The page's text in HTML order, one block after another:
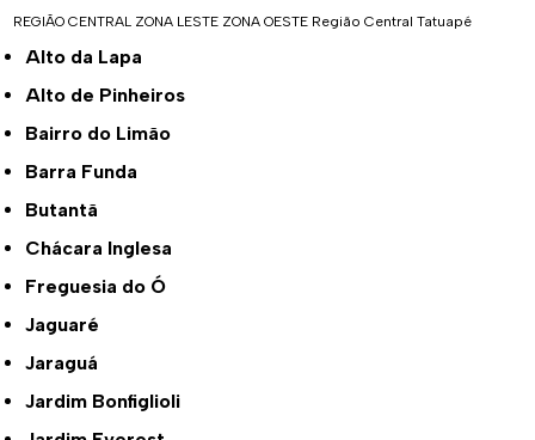
REGIÃO CENTRAL ZONA LESTE ZONA OESTE Região Central Tatuapé
Alto da Lapa
Alto de Pinheiros
Bairro do Limão
Barra Funda
Butantã
Chácara Inglesa
Freguesia do Ó
Jaguaré
Jaraguá
Jardim Bonfiglioli